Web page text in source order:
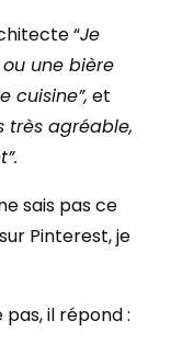
“Je
une bière
cuisine”, et
très agréable,
sais pas ce
Pinterest, je
il répond :